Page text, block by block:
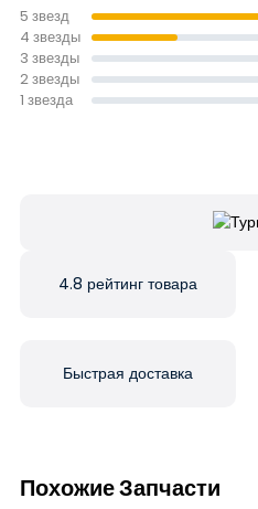
5 звезд
4 звезды
3 звезды
2 звезды
1 звезда
4.8 рейтинг товара
Быстрая доставка
Похожие Запчасти